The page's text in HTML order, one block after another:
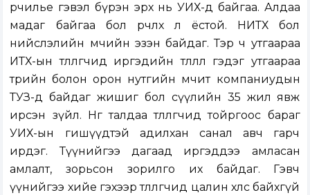
өөрчилье гэвэл бүрэн эрх нь УИХ-д байгаа. Алдаа
мадаг байгаа бол өөрчлөх л ёстой. НИТХ бол
нийслэлийн өмчийн эзэн байдаг. Тэр ч утгаараа
ИТХ-ын төлөөлөгчид иргэдийн төлөөлөл гэдэг утгаараа
төрийн болон орон нутгийн өмчит компаниудын
ТУЗ-д байдаг жишиг бол сүүлийн 35 жил явж
ирсэн зүйл. Нөгөө талдаа төлөөлөгчид тойргоос бараг
УИХ-ын гишүүдтэй адилхан санал авч гарч
ирдэг. Түүнийгээ дагаад иргэддээ амласан
амлалт, зорьсон зорилго их байдаг. Гэвч
үүнийгээ хийе гэхээр төлөөлөгчид цалин хөлс байхгүй